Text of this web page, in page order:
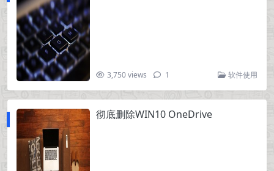
3,750 views 1 软件使用
彻底删除WIN10 OneDrive